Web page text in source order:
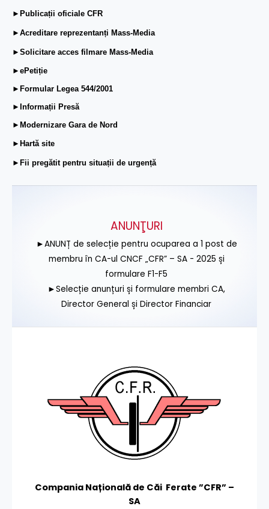
►Publicații oficiale CFR
►Acreditare reprezentanți Mass-Media
►Solicitare acces filmare Mass-Media
►ePetiție
►Formular Legea 544/2001
►Informații Presă
►Modernizare Gara de Nord
►Hartă site
►Fii pregătit pentru situații de urgență
ANUNŢURI
►ANUNȚ de selecție pentru ocuparea a 1 post de
membru în CA-ul CNCF „CFR” – SA - 2025 și
formulare F1-F5
►Selecție anunțuri și formulare membri CA,
Director General și Director Financiar
Compania Națională de Căi Ferate ”CFR” –
SA